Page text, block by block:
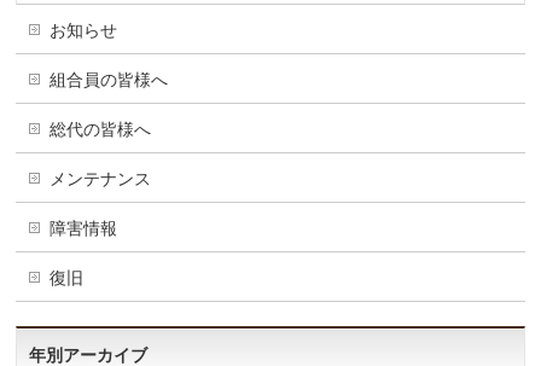
お知らせ
組合員の皆様へ
総代の皆様へ
メンテナンス
障害情報
復旧
年別アーカイブ